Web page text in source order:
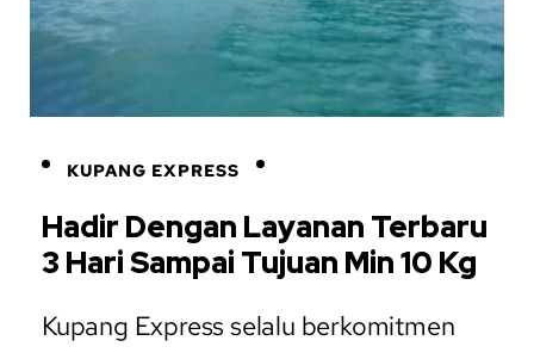
KUPANG EXPRESS
Hadir Dengan Layanan Terbaru
3 Hari Sampai Tujuan Min 10 Kg
Kupang Express selalu berkomitmen